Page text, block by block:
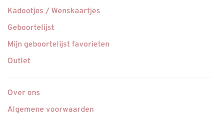
Kadootjes / Wenskaartjes
Geboortelijst
Mijn geboortelijst favorieten
Outlet
Over ons
Algemene voorwaarden